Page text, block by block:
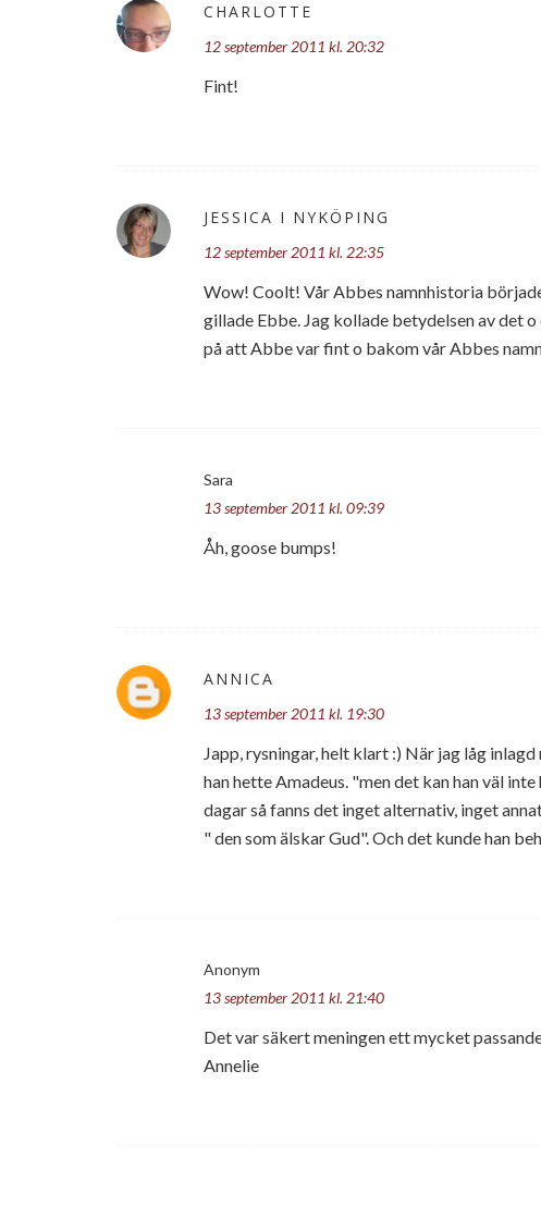
CHARLOTTE
12 september 2011 kl. 20:32
Fint!
JESSICA I NYKÖPING
12 september 2011 kl. 22:35
Wow! Coolt! Vår Abbes namnhistoria
gillade Ebbe. Jag kollade betydelsen av det
på att Abbe var fint o bakom vår Abbes
Sara
13 september 2011 kl. 09:39
Åh, goose bumps!
ANNICA
13 september 2011 kl. 19:30
Japp, rysningar, helt klart :) När jag låg
han hette Amadeus. "men det kan han väl
dagar så fanns det inget alternativ, inget
" den som älskar Gud". Och det kunde han
Anonym
13 september 2011 kl. 21:40
Det var säkert meningen ett mycket
Annelie